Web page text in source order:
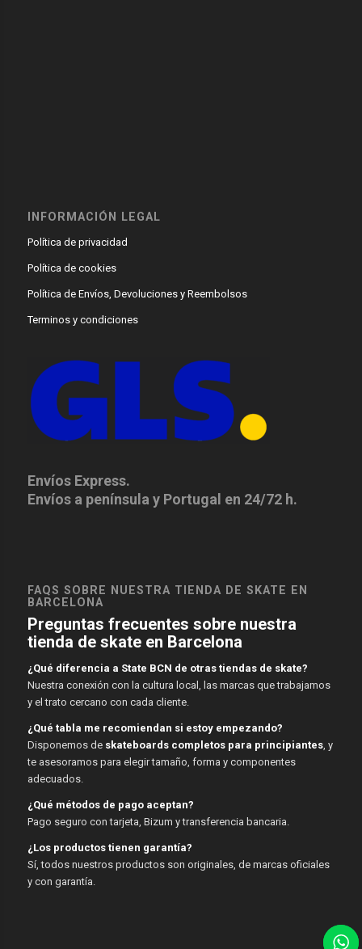
INFORMACIÓN LEGAL
Política de privacidad
Política de cookies
Política de Envíos, Devoluciones y Reembolsos
Terminos y condiciones
Envíos Express.
Envíos a península y Portugal en 24/72 h.
FAQS SOBRE NUESTRA TIENDA DE SKATE EN
BARCELONA
Preguntas frecuentes sobre nuestra
tienda de skate en Barcelona
¿Qué diferencia a State BCN de otras tiendas de skate?
Nuestra conexión con la cultura local, las marcas que trabajamos
y el trato cercano con cada cliente.
¿Qué tabla me recomiendan si estoy empezando?
Disponemos de skateboards completos para principiantes, y
te asesoramos para elegir tamaño, forma y componentes
adecuados.
¿Qué métodos de pago aceptan?
Pago seguro con tarjeta, Bizum y transferencia bancaria.
¿Los productos tienen garantía?
Sí, todos nuestros productos son originales, de marcas oficiales
y con garantía.